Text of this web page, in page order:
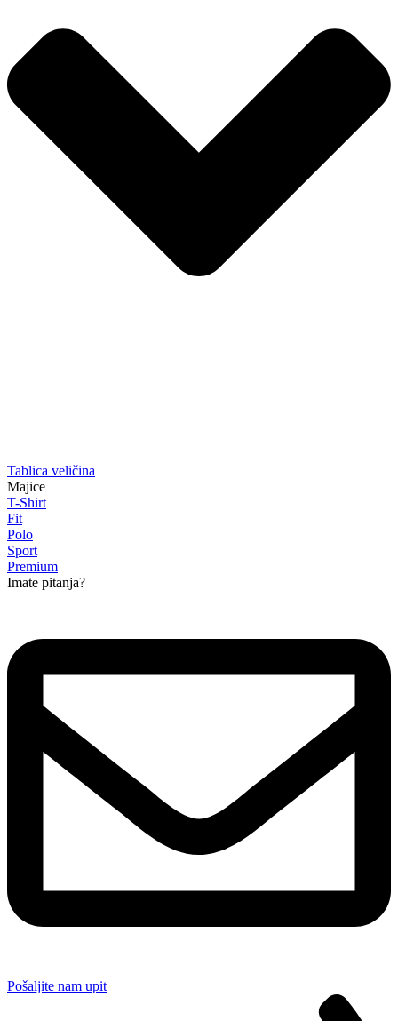
Tablica veličina
Majice
T-Shirt
Fit
Polo
Sport
Premium
Imate pitanja?
Pošaljite nam upit